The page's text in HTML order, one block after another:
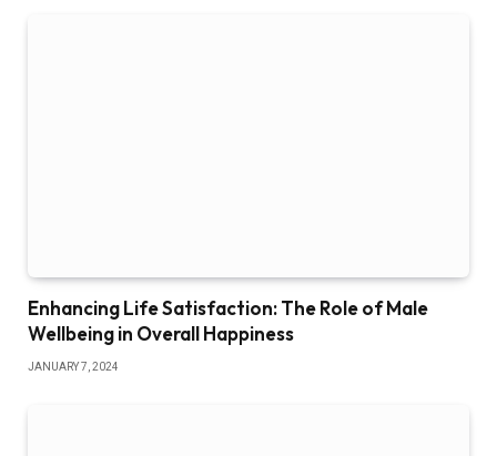
Enhancing Life Satisfaction: The Role of Male
Wellbeing in Overall Happiness
JANUARY 7, 2024